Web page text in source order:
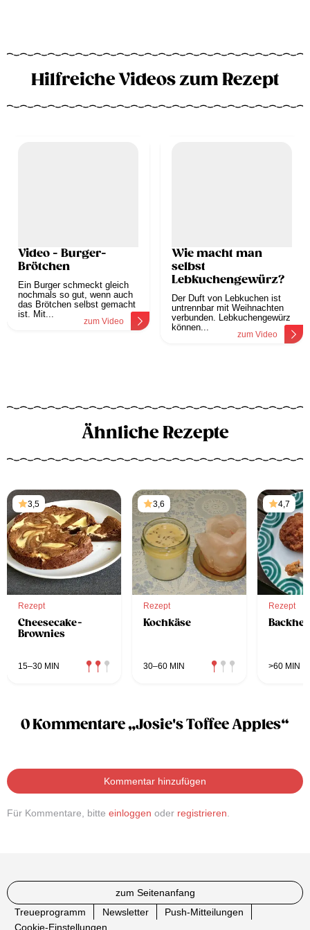
Hilfreiche Videos zum Rezept
Video - Burger-
Brötchen
Ein Burger schmeckt gleich
nochmals so gut, wenn auch
das Brötchen selbst gemacht
ist. Mit...
zum Video
Wie macht man
selbst
Lebkuchengewürz?
Der Duft von Lebkuchen ist
untrennbar mit Weihnachten
verbunden. Lebkuchengewürz
können...
zum Video
Ähnliche Rezepte
3,5
Rezept
Cheesecake-
Brownies
15–30 MIN
3,6
Rezept
Kochkäse
30–60 MIN
4,7
Rezept
>60 MIN
0 Kommentare „Josie's Toffee Apples“
Kommentar hinzufügen
Für Kommentare, bitte einloggen oder registrieren.
zum Seitenanfang
Treueprogramm
Newsletter
Push-Mitteilungen
Cookie-Einstellungen